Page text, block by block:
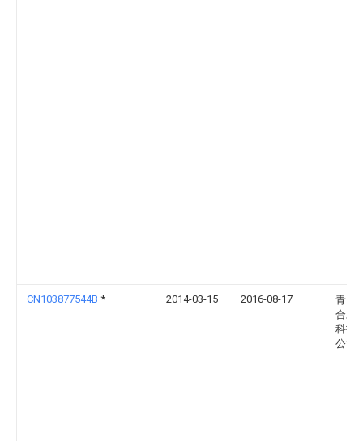
CN103877544B * 2014-03-15 2016-08-17
青岛
合才
科技
公司